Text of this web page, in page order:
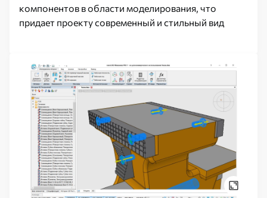
компонентов в области моделирования, что
придает проекту современный и стильный вид